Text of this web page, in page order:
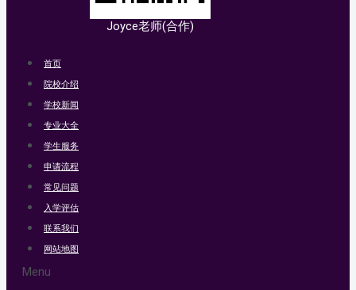
Joyce老师(合作)
首页
院校介绍
学校新闻
专业大全
学生服务
申请流程
常见问题
入学评估
联系我们
网站地图
Menu